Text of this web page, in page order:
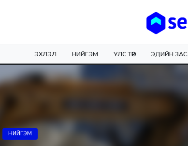
ЭХЛЭЛ НИЙГЭМ УЛС ТӨР ЭДИЙН
НИЙГЭМ